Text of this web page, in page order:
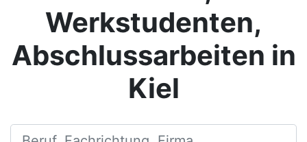
Werkstudenten,
Abschlussarbeiten in
Kiel
Beruf, Fachrichtung, Firma